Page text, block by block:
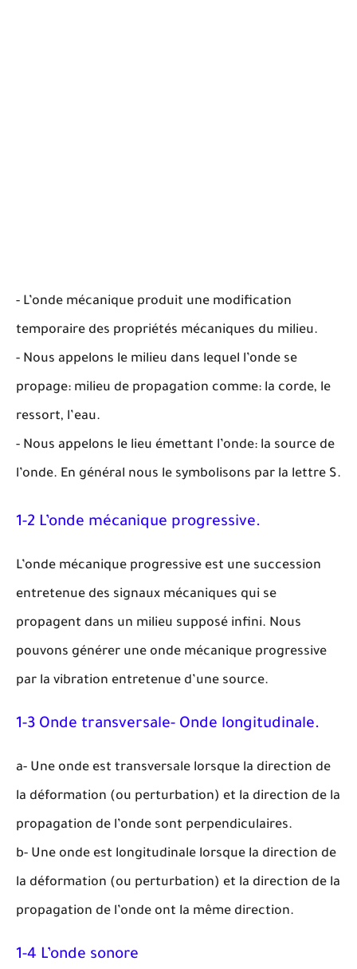
- L’onde mécanique produit une modification
temporaire des propriétés mécaniques du milieu.
- Nous appelons le milieu dans lequel l’onde se
propage: milieu de propagation comme: la corde, le
ressort, l’eau.
- Nous appelons le lieu émettant l’onde: la source de
l’onde. En général nous le symbolisons par la lettre S.
1-2 L’onde mécanique progressive.
L’onde mécanique progressive est une succession
entretenue des signaux mécaniques qui se
propagent dans un milieu supposé infini. Nous
pouvons générer une onde mécanique progressive
par la vibration entretenue d’une source.
1-3 Onde transversale- Onde longitudinale.
a- Une onde est transversale lorsque la direction de
la déformation (ou perturbation) et la direction de la
propagation de l’onde sont perpendiculaires.
b- Une onde est longitudinale lorsque la direction de
la déformation (ou perturbation) et la direction de la
propagation de l’onde ont la même direction.
1-4 L’onde sonore